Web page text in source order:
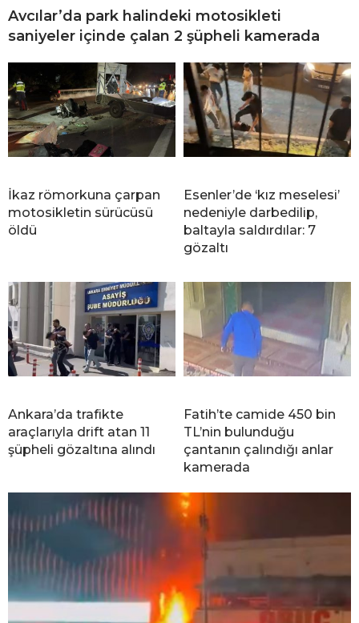
Avcılar’da park halindeki motosikleti
saniyeler içinde çalan 2 şüpheli kamerada
İkaz römorkuna çarpan
motosikletin sürücüsü
öldü
Esenler’de ‘kız meselesi’
nedeniyle darbedilip,
baltayla saldırdılar: 7
gözaltı
Ankara’da trafikte
araçlarıyla drift atan 11
şüpheli gözaltına alındı
Fatih’te camide 450 bin
TL’nin bulunduğu
çantanın çalındığı anlar
kamerada